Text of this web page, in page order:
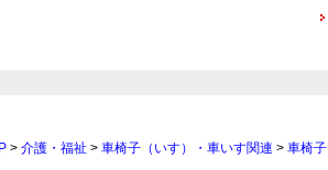
> 介護・福祉 > 車椅子（いす）・車いす関連 > 車椅